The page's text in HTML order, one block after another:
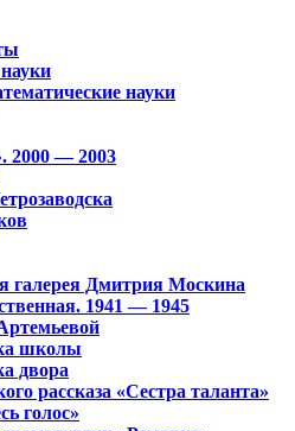
науки
2000 — 2003
галерея Дмитрия Москина
1941 — 1945
школы
двора
рассказа «Сестра таланта»
голос»